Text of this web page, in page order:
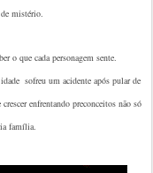
mistério.
o que cada personagem sente.
sofreu um acidente após pular de
enfrentando preconceitos não só
família.